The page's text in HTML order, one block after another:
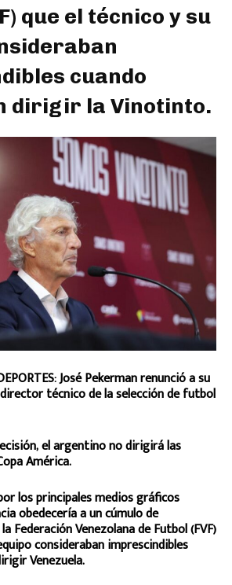
que el técnico y su
cuando
dirigir la Vinotinto.
José Pekerman renunció a su
técnico de la selección de futbol
el argentino no dirigirá las
América.
los principales medios gráficos
obedecería a un cúmulo de
Federación Venezolana de Futbol (FVF)
consideraban imprescindibles
Venezuela.